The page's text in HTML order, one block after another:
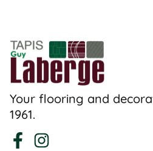
Your flooring and
1961.